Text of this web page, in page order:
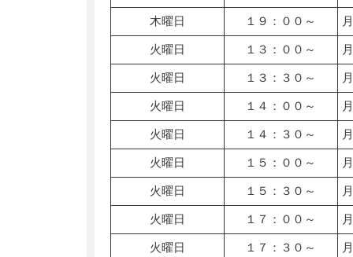
木曜日 １９：００～
火曜日 １３：００～
火曜日 １３：３０～
火曜日 １４：００～
火曜日 １４：３０～
火曜日 １５：００～
火曜日 １５：３０～
火曜日 １７：００～
火曜日 １７：３０～